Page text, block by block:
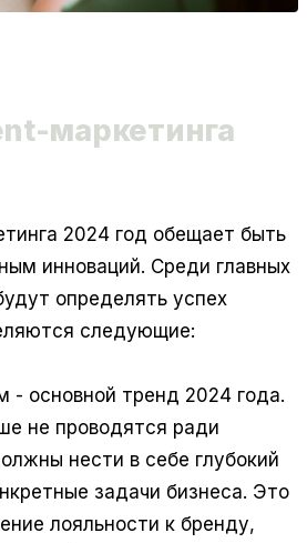
маркетинга
2024 год обещает быть
инноваций. Среди главных
определять успех
следующие:
- основной тренд 2024 года.
не проводятся ради
нести в себе глубокий
задачи бизнеса. Это
лояльности к бренду,